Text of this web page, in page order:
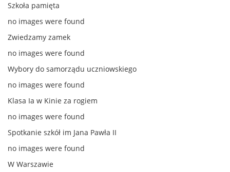
Szkoła pamięta
no images were found
Zwiedzamy zamek
no images were found
Wybory do samorządu uczniowskiego
no images were found
Klasa Ia w Kinie za rogiem
no images were found
Spotkanie szkół im Jana Pawła II
no images were found
W Warszawie